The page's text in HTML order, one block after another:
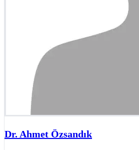
Dr. Ahmet Özsandık